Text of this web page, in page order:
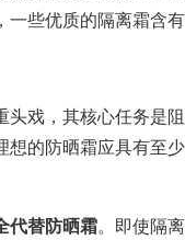
一些优质的隔离霜含
头戏，其核心任务是
想的防晒霜应具有至
代替防晒霜。即使隔